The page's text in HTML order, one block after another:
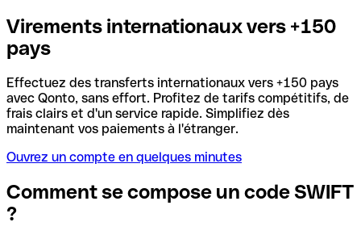
Virements internationaux vers +150
pays
Effectuez des transferts internationaux vers +150 pays
avec Qonto, sans effort. Profitez de tarifs compétitifs, de
frais clairs et d'un service rapide. Simplifiez dès
maintenant vos paiements à l'étranger.
Ouvrez un compte en quelques minutes
Comment se compose un code SWIFT
?